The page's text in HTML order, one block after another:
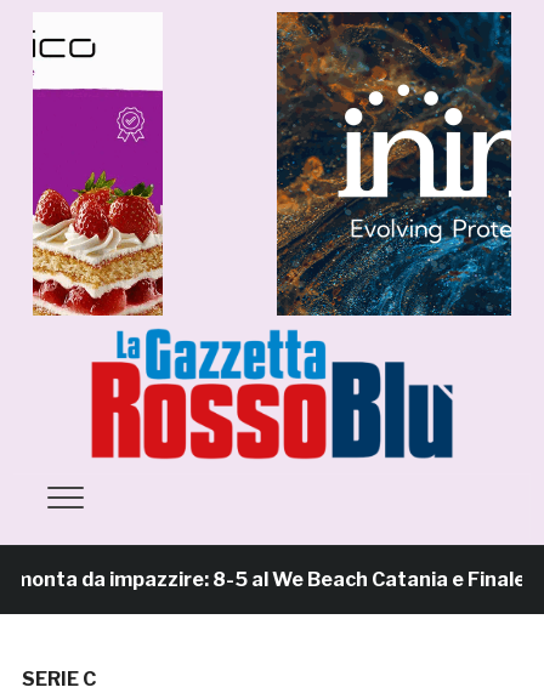
da impazzire: 8-5 al We Beach Catania e Finale
SERIE C